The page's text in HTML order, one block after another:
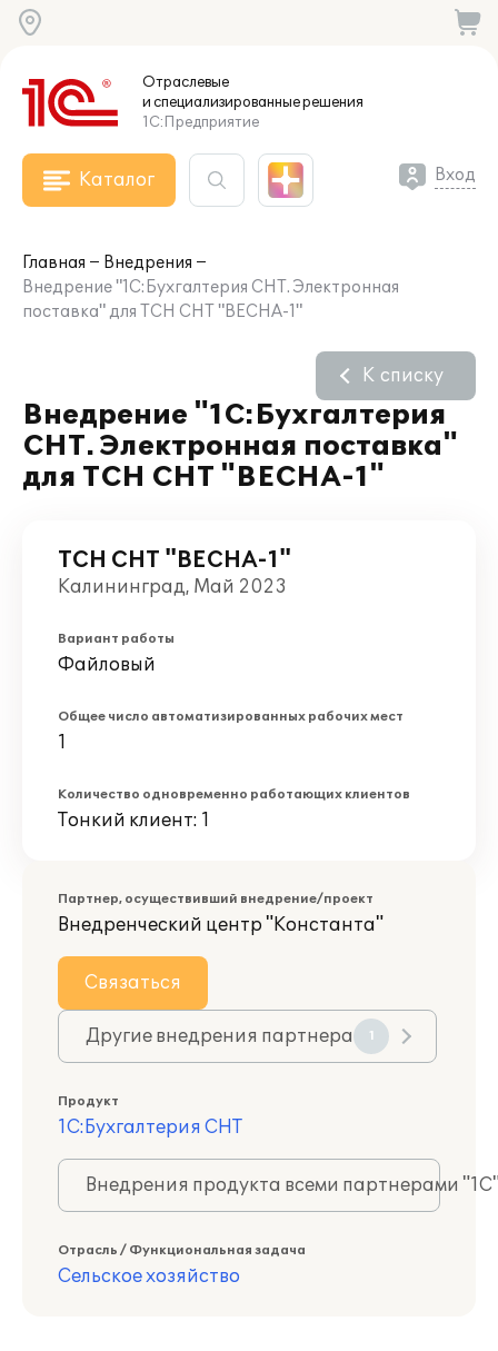
Отраслевые
и специализированныерешения
1С:Предприятие
Каталог Вход
Главная
Внедрения
Внедрение "1С:Бухгалтерия СНТ. Электронная
поставка" для ТСН СНТ "ВЕСНА-1"
Внедрение "1С:Бухгалтерия
СНТ. Электронная поставка"
для ТСН СНТ "ВЕСНА-1"
К списку
ТСН СНТ "ВЕСНА-1"
Калининград, Май 2023
Вариант работы
Файловый
Общее число автоматизированных рабочих мест
1
Количество одновременно работающих клиентов
Тонкий клиент: 1
Партнер, осуществивший внедрение/проект
Внедренческий центр "Константа"
Связаться
Другие внедрения партнера 1
Продукт
1С:Бухгалтерия СНТ
Внедрения продукта всеми партнерами
Отрасль / Функциональная задача
Сельское хозяйство